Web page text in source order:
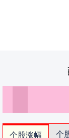
个股涨幅 个